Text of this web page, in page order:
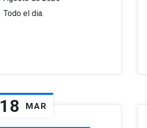
Todo el dia.
18 MAR